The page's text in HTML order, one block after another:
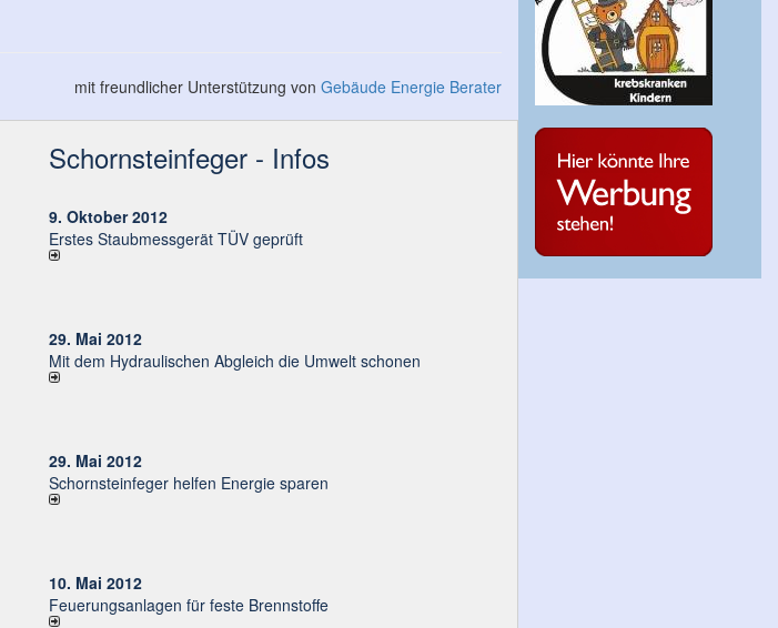
mit freundlicher Unterstützung von Gebäude Energie Berater
Schornsteinfeger - Infos
9. Oktober 2012
Erstes Staubmessgerät TÜV geprüft
29. Mai 2012
Mit dem Hydraulischen Abgleich die Umwelt schonen
29. Mai 2012
Schornsteinfeger helfen Energie sparen
10. Mai 2012
Feuerungsanlagen für feste Brennstoffe